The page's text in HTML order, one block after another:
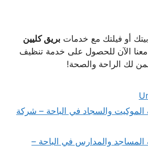
أو فيلتك مع خدمات بريق كليين
معنا الآن للحصول على خدمة تنظيف
لك الراحة والصحة!
والسجاد في الباحة – شركة
والمدارس في الباحة –